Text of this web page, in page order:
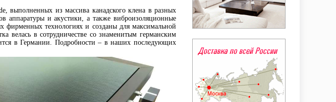
выполненных из массива канадского клена в разных
аппаратуры и акустики, а также виброизоляционные
технологиях и созданы для максимальной
велась в сотрудничестве со знаменитым германским
в Германии. Подробности – в наших последующих